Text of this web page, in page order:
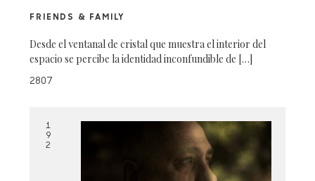
FRIENDS & FAMILY
Desde el ventanal de cristal que muestra el interior del
espacio se percibe la identidad inconfundible de […]
2807
1
9
2